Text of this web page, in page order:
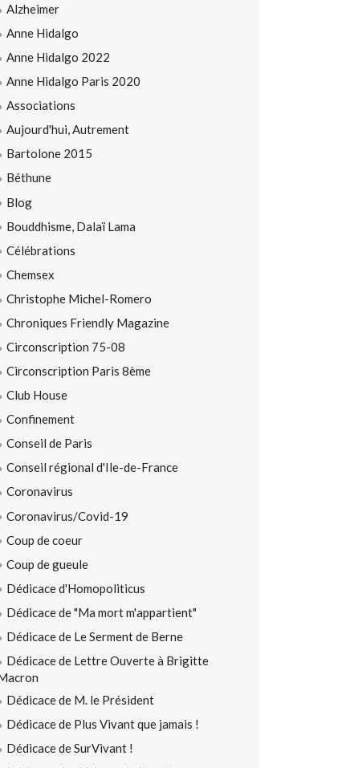
Alzheimer
Anne Hidalgo
Anne Hidalgo 2022
Anne Hidalgo Paris 2020
Associations
Aujourd'hui, Autrement
Bartolone 2015
Béthune
Blog
Bouddhisme, Dalaï Lama
Célébrations
Chemsex
Christophe Michel-Romero
Chroniques Friendly Magazine
Circonscription 75-08
Circonscription Paris 8ème
Club House
Confinement
Conseil de Paris
Conseil régional d'Ile-de-France
Coronavirus
Coronavirus/Covid-19
Coup de coeur
Coup de gueule
Dédicace d'Homopoliticus
Dédicace de "Ma mort m'appartient"
Dédicace de Le Serment de Berne
Dédicace de Lettre Ouverte à Brigitte
Dédicace de M. le Président
Dédicace de Plus Vivant que jamais !
Dédicace de SurVivant !